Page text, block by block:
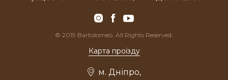
© 2019 Bartolomeo. All Rights Reserved.
Карта проїзду
м. Дніпро,